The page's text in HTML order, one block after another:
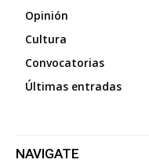
Opinión
Cultura
Convocatorias
Últimas entradas
NAVIGATE